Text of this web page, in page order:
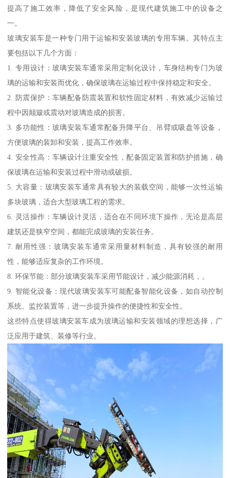
提高了施工效率，降低了安全风险，是现代建筑施工中的设备之
一。
玻璃安装车是一种专门用于运输和安装玻璃的专用车辆。其特点主
要包括以下几个方面：
1. 专用设计：玻璃安装车通常采用定制化设计，车身结构专门为玻
璃的运输和安装而优化，确保玻璃在运输过程中保持稳定和安全。
2. 防震保护：车辆配备防震装置和软性固定材料，有效减少运输过
程中因颠簸或震动对玻璃造成的损害。
3. 多功能性：玻璃安装车通常配备升降平台、吊臂或吸盘等设备，
方便玻璃的装卸和安装，提高工作效率。
4. 安全性高：车辆设计注重安全性，配备固定装置和防护措施，确
保玻璃在运输和安装过程中滑动或破损。
5. 大容量：玻璃安装车通常具有较大的装载空间，能够一次性运输
多块玻璃，适合大型玻璃工程的需求。
6. 灵活操作：车辆设计灵活，适合在不同环境下操作，无论是高层
建筑还是狭窄空间，都能完成玻璃的安装任务。
7. 耐用性强：玻璃安装车通常采用量材料制造，具有较强的耐用
性，能够适应复杂的工作环境。
8. 环保节能：部分玻璃安装车采用节能设计，减少能源消耗，。
9. 智能化设备：现代玻璃安装车可能配备智能化设备，如自动控制
系统、监控装置等，进一步提升操作的便捷性和安全性。
这些特点使得玻璃安装车成为玻璃运输和安装领域的理想选择，广
泛应用于建筑、装修等行业。